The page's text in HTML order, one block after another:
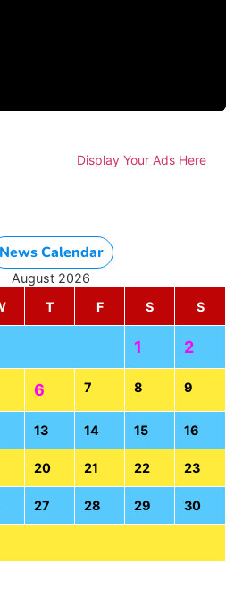
Display Your Ads Here
News Calendar
August 2026
T F S S
1 2
6 7 8 9
13 14 15 16
20 21 22 23
27 28 29 30